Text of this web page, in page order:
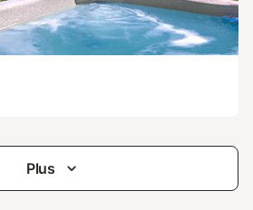
Plus